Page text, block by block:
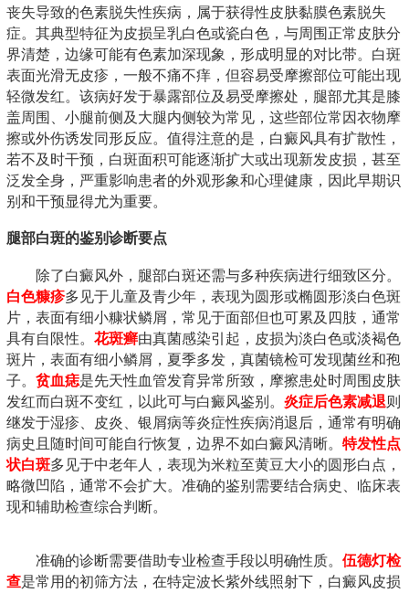
丧失导致的色素脱失性疾病，属于获得性皮肤黏膜色素脱失
症。其典型特征为皮损呈乳白色或瓷白色，与周围正常皮肤分
界清楚，边缘可能有色素加深现象，形成明显的对比带。白斑
表面光滑无皮疹，一般不痛不痒，但容易受摩擦部位可能出现
轻微发红。该病好发于暴露部位及易受摩擦处，腿部尤其是膝
盖周围、小腿前侧及大腿内侧较为常见，这些部位常因衣物摩
擦或外伤诱发同形反应。值得注意的是，白癜风具有扩散性，
若不及时干预，白斑面积可能逐渐扩大或出现新发皮损，甚至
泛发全身，严重影响患者的外观形象和心理健康，因此早期识
别和干预显得尤为重要。
腿部白斑的鉴别诊断要点
除了白癜风外，腿部白斑还需与多种疾病进行细致区分。
白色糠疹多见于儿童及青少年，表现为圆形或椭圆形淡白色斑
片，表面有细小糠状鳞屑，常见于面部但也可累及四肢，通常
具有自限性。 花斑癣由真菌感染引起，皮损为淡白色或淡褐色
斑片，表面有细小鳞屑，夏季多发，真菌镜检可发现菌丝和孢
子。 贫血痣是先天性血管发育异常所致，摩擦患处时周围皮肤
发红而白斑不变红，以此可与白癜风鉴别。 炎症后色素减退则
继发于湿疹、皮炎、银屑病等炎症性疾病消退后，通常有明确
病史且随时间可能自行恢复，边界不如白癜风清晰。 特发性点
状白斑多见于中老年人，表现为米粒至黄豆大小的圆形白点，
略微凹陷，通常不会扩大。准确的鉴别需要结合病史、临床表
现和辅助检查综合判断。
准确的诊断需要借助专业检查手段以明确性质。 伍德灯检
查是常用的初筛方法，在特定波长紫外线照射下，白癜风皮损